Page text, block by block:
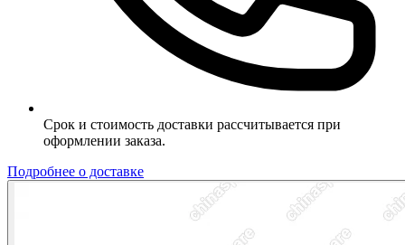
Срок и стоимость доставки рассчитывается при
оформлении заказа.
Подробнее о доставке